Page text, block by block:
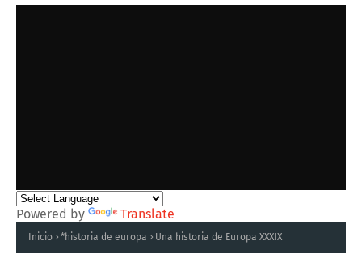
Powered by Translate
Inicio *historia de europa Una historia de Europa XXXIX